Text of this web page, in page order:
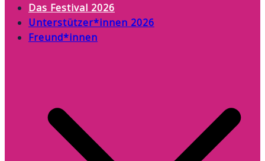
Das Festival 2026
Unterstützer*innen 2026
Freund*innen